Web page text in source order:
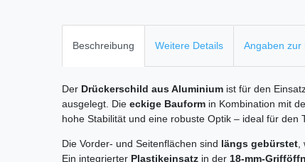
Beschreibung Weitere Details Angaben zur
Der Drückerschild aus Aluminium ist für den
ausgelegt. Die eckige Bauform in Kombination mit
hohe Stabilität und eine robuste Optik – ideal für den
Die Vorder- und Seitenflächen sind längs gebürstet,
Ein integrierter Plastikeinsatz in der 18-mm-